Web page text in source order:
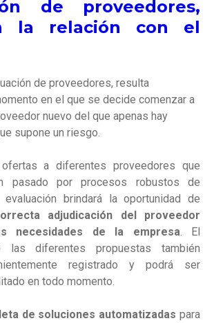
de proveedores,
la relación con el
de proveedores, resulta
en el que se decide comenzar a
nuevo del que apenas hay
supone un riesgo.
a diferentes proveedores que
pasado por procesos robustos de
evaluación brindará la oportunidad de
adjudicación del proveedor
necesidades de la empresa. El
las diferentes propuestas también
registrado y podrá ser
en todo momento.
de soluciones automatizadas para